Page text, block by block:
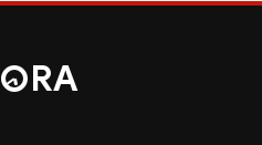
RA